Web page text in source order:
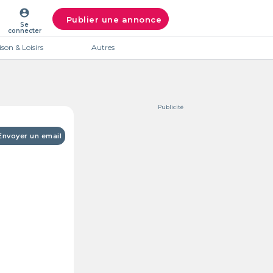
account_circle
Se
connecter
Publier une annonce
& Loisirs Autres
un email
Publicité